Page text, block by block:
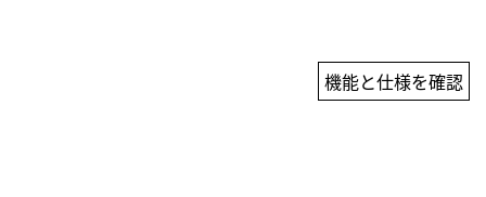
機能と仕様を確認